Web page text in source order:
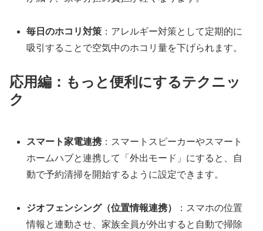
毎日のホコリ対策 ：アレルギー対策として定期的に
吸引することで空気中のホコリ量を下げられます。
応用編：もっと便利にするテクニッ
ク
スマート家電連携 ：スマートスピーカーやスマート
ホームハブと連携して「外出モード」にすると、自
動で予約清掃を開始するように設定できます。
ジオフェンシング（位置情報連携）
：スマホの位置
情報と連動させ、家族全員が外出すると自動で掃除